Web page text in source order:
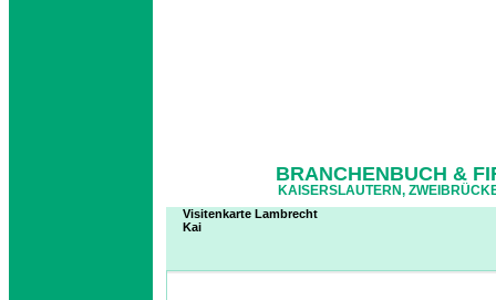
BRANCHENBUCH &
KAISERSLAUTERN,
Visitenkarte Lambrecht
Kai